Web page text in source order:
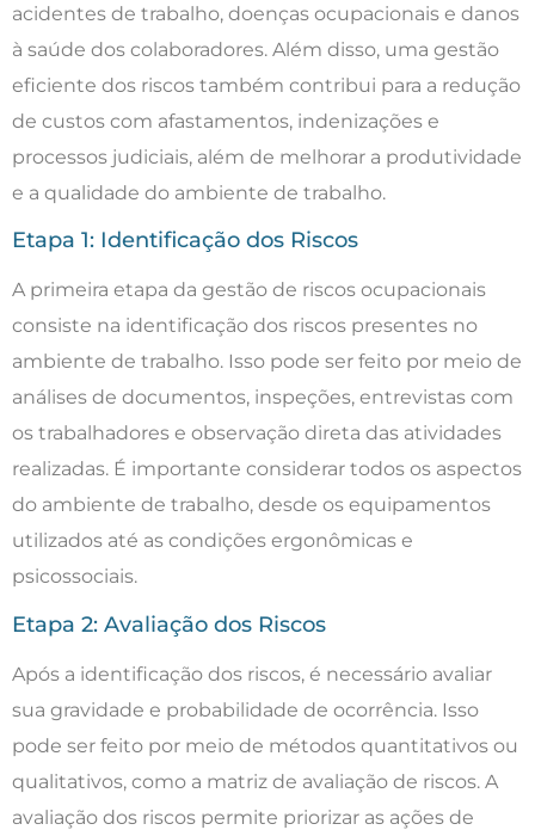
acidentes de trabalho, doenças ocupacionais e danos
à saúde dos colaboradores. Além disso, uma gestão
eficiente dos riscos também contribui para a redução
de custos com afastamentos, indenizações e
processos judiciais, além de melhorar a produtividade
e a qualidade do ambiente de trabalho.
Etapa 1: Identificação dos Riscos
A primeira etapa da gestão de riscos ocupacionais
consiste na identificação dos riscos presentes no
ambiente de trabalho. Isso pode ser feito por meio de
análises de documentos, inspeções, entrevistas com
os trabalhadores e observação direta das atividades
realizadas. É importante considerar todos os aspectos
do ambiente de trabalho, desde os equipamentos
utilizados até as condições ergonômicas e
psicossociais.
Etapa 2: Avaliação dos Riscos
Após a identificação dos riscos, é necessário avaliar
sua gravidade e probabilidade de ocorrência. Isso
pode ser feito por meio de métodos quantitativos ou
qualitativos, como a matriz de avaliação de riscos. A
avaliação dos riscos permite priorizar as ações de